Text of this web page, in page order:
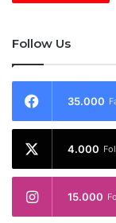
Follow Us
35.000
4.000
15.000